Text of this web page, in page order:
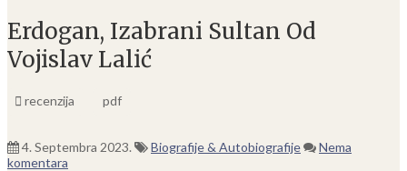
Erdogan, Izabrani Sultan Od
Vojislav Lalić
recenzija pdf
4. Septembra 2023. Biografije & Autobiografije
Nema
komentara